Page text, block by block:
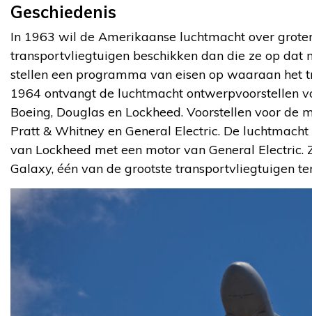
Geschiedenis
In 1963 wil de Amerikaanse luchtmacht over
transportvliegtuigen beschikken dan die ze op dat
stellen een programma van eisen op waaraan het
1964 ontvangt de luchtmacht ontwerpvoorstellen
Boeing, Douglas en Lockheed. Voorstellen voor de
Pratt & Whitney en General Electric. De
van Lockheed met een motor van General Electric.
Galaxy, één van de grootste transportvliegtuigen